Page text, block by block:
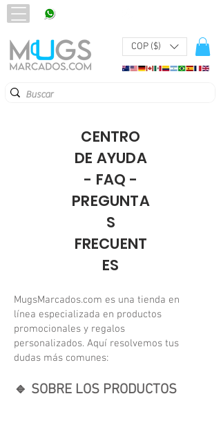
COP ($)
CENTRO
DE AYUDA
- FAQ -
PREGUNTA
S
FRECUENT
ES
MugsMarcados.com es una tienda en
línea especializada en productos
promocionales y regalos
personalizados. Aquí resolvemos tus
dudas más comunes:
🔹 SOBRE LOS PRODUCTOS